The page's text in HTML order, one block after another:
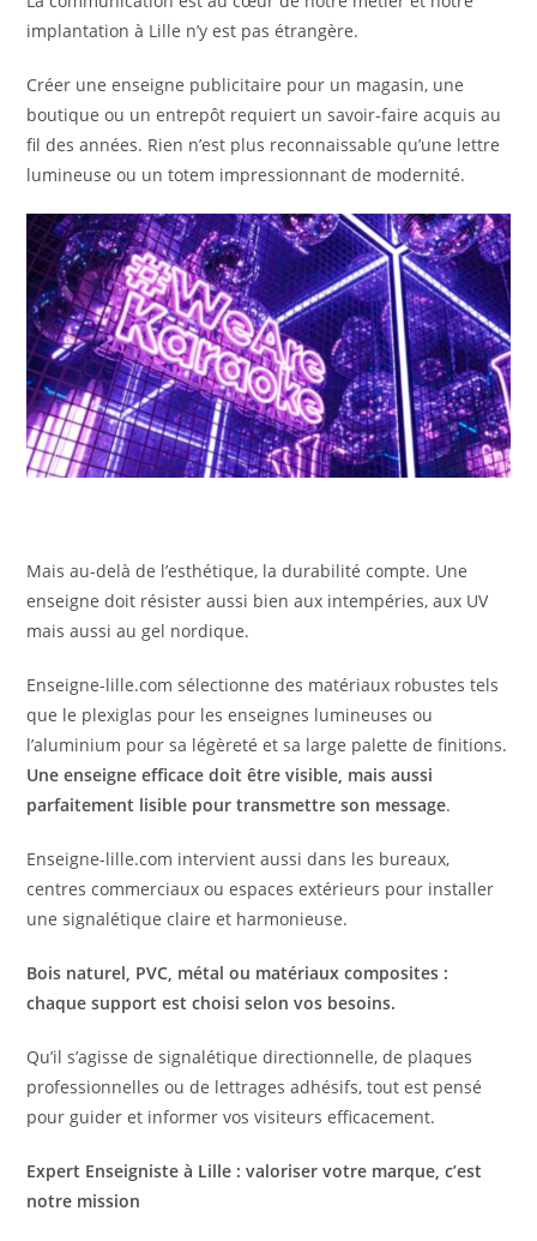
implantation à Lille n’y est pas étrangère.
Créer une enseigne publicitaire pour un magasin, une
boutique ou un entrepôt requiert un savoir-faire acquis au
fil des années. Rien n’est plus reconnaissable qu’une lettre
lumineuse ou un totem impressionnant de modernité.
Mais au-delà de l’esthétique, la durabilité compte. Une
enseigne doit résister aussi bien aux intempéries, aux UV
mais aussi au gel nordique.
Enseigne-lille.com sélectionne des matériaux robustes tels
que le plexiglas pour les enseignes lumineuses ou
l’aluminium pour sa légèreté et sa large palette de finitions.
Une enseigne efficace doit être visible, mais aussi
parfaitement lisible pour transmettre son message.
Enseigne-lille.com intervient aussi dans les bureaux,
centres commerciaux ou espaces extérieurs pour installer
une signalétique claire et harmonieuse.
Bois naturel, PVC, métal ou matériaux composites :
chaque support est choisi selon vos besoins.
Qu’il s’agisse de signalétique directionnelle, de plaques
professionnelles ou de lettrages adhésifs, tout est pensé
pour guider et informer vos visiteurs efficacement.
Expert Enseigniste à Lille : valoriser votre marque, c’est
notre mission